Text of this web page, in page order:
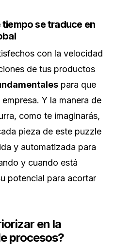
se traduce en
con la velocidad
de tus productos
para que
empresa. Y la manera de
como te imaginarás,
pieza de este puzzle
y automatizada para
y cuando está
potencial para acortar
en la
procesos?